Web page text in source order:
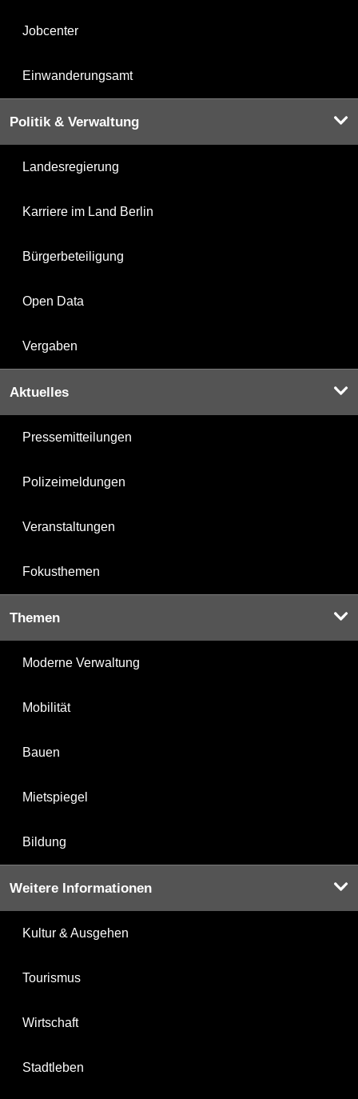
Jobcenter
Einwanderungsamt
Politik & Verwaltung
Landesregierung
Karriere im Land Berlin
Bürgerbeteiligung
Open Data
Vergaben
Aktuelles
Pressemitteilungen
Polizeimeldungen
Veranstaltungen
Fokusthemen
Themen
Moderne Verwaltung
Mobilität
Bauen
Mietspiegel
Bildung
Weitere Informationen
Kultur & Ausgehen
Tourismus
Wirtschaft
Stadtleben